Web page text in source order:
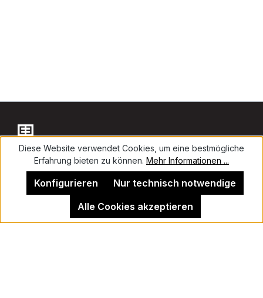
Kontakt
Diese Website verwendet Cookies, um eine bestmögliche
Erfahrung bieten zu können. Mehr Informationen ...
Nur technisch notwendige
Konfigurieren
Alle Cookies akzeptieren